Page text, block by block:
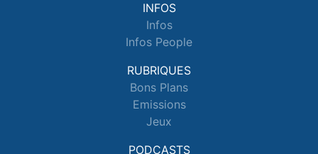
INFOS
Infos
Infos People
RUBRIQUES
Bons Plans
Emissions
Jeux
PODCASTS